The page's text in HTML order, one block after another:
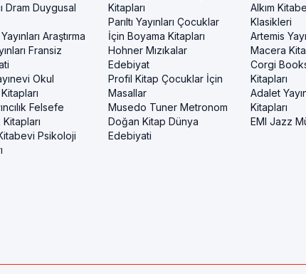
Dram Duygusal
Araştırma
Fransiz
Okul
Felsefe
Psikoloji
Kitapları
Parıltı Yayınları Çocuklar
İçin Boyama Kitapları
Hohner Mızıkalar
Edebiyat
Profil Kitap Çocuklar İçin
Masallar
Musedo Tuner Metronom
Doğan Kitap Dünya
Edebiyati
Alkım
Klasikleri
Artemis
Macera
Corgi
Kitapları
Adalet
Kitapları
EMI Jazz